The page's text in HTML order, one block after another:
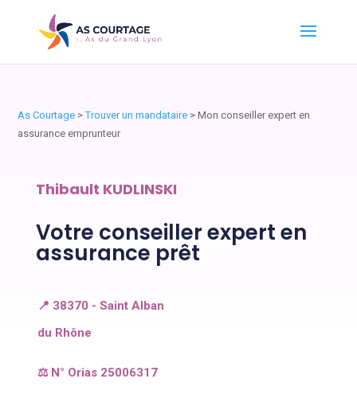
As Courtage >Trouver un mandataire >Mon conseiller expert en
assurance emprunteur
Thibault KUDLINSKI
Votre conseiller expert en
assurance prêt
📍 38370 - Saint Alban
du Rhône
⚖️ N° Orias 25006317